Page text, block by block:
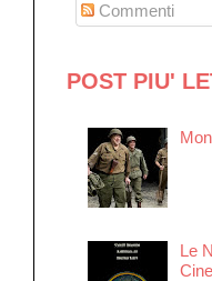
Commenti
POST PIU'
Le